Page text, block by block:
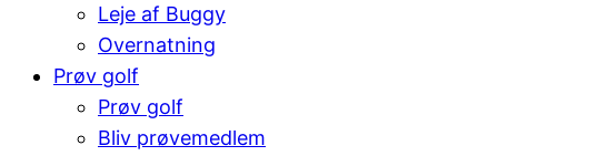
Leje af Buggy
Overnatning
Prøv golf
Prøv golf
Bliv prøvemedlem